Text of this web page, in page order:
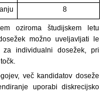
8
oziroma študijskem letu
možno uveljavljati le
individualni dosežek, pri
več kandidatov doseže
uporabi diskrecijsko